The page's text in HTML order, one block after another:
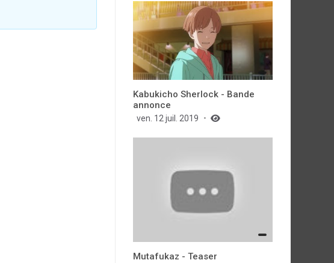
Kabukicho Sherlock - Bande
annonce
ven. 12 juil. 2019
Mutafukaz - Teaser